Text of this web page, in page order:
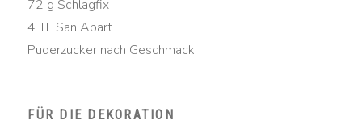
72 g Schlagfix
4 TL San Apart
Puderzucker nach Geschmack
FÜR DIE DEKORATION